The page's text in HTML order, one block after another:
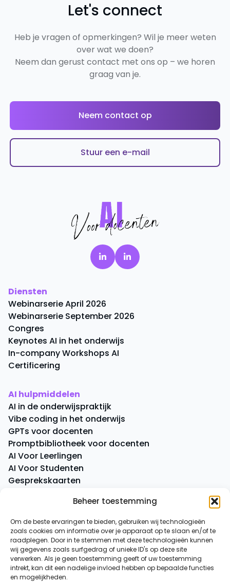
Beheer toestemming
Om de beste ervaringen te bieden, gebruiken wij technologieën
zoals cookies om informatie over je apparaat op te slaan en/of te
raadplegen. Door in te stemmen met deze technologieën kunnen
wij gegevens zoals surfgedrag of unieke ID's op deze site
verwerken. Als je geen toestemming geeft of uw toestemming
intrekt, kan dit een nadelige invloed hebben op bepaalde functies
en mogelijkheden.
Let's connect
Heb je vragen of opmerkingen? Wil je meer weten
over wat we doen?
Neem dan gerust contact met ons op – we horen
graag van je.
Neem contact op
Stuur een e-mail
Diensten
Webinarserie April 2026
Webinarserie September 2026
Congres
Keynotes AI in het onderwijs
In-company Workshops AI
Certificering
AI hulpmiddelen
AI in de onderwijspraktijk
Vibe coding in het onderwijs
GPTs voor docenten
Promptbibliotheek voor docenten
AI Voor Leerlingen
AI Voor Studenten
Gesprekskaarten
Overige
AI-spiekbriefje
AI-tussenuurtje
Over ons